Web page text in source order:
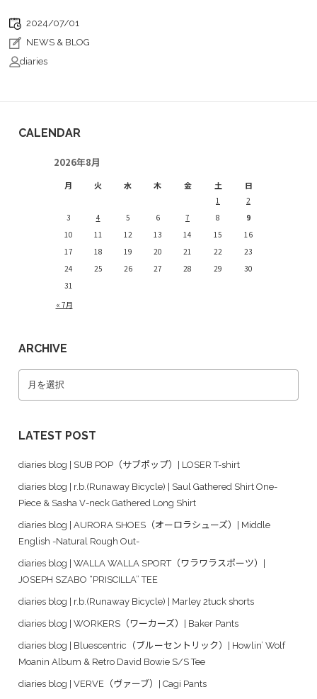
2024/07/01
NEWS & BLOG
diaries
CALENDAR
2026年8月
月 火 水 木 金 土 日
« 7月
1
2
3
4 5 6 7 8
9
10
11 12 13 14 15
16
17
18 19 20 21 22
23
24
25 26 27 28 29
30
31
ARCHIVE
LATEST POST
diaries blog | SUB POP（サブポップ）| LOSER T-shirt
diaries blog | r.b.(Runaway Bicycle) | Saul Gathered Shirt One-
Piece & Sasha V-neck Gathered Long Shirt
diaries blog | AURORA SHOES（オーロラシューズ）| Middle
English -Natural Rough Out-
diaries blog | WALLA WALLA SPORT（ワラワラスポーツ）|
JOSEPH SZABO “PRISCILLA” TEE
diaries blog | r.b.(Runaway Bicycle) | Marley 2tuck shorts
diaries blog | WORKERS（ワーカーズ）| Baker Pants
diaries blog | Bluescentric（ブルーセントリック）| Howlin’ Wolf
Moanin Album & Retro David Bowie S/S Tee
diaries blog | VERVE（ヴァーブ）| Cagi Pants